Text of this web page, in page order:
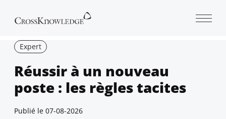
Expert
Réussir à un nouveau
poste : les règles tacites
Publié le 07-08-2026